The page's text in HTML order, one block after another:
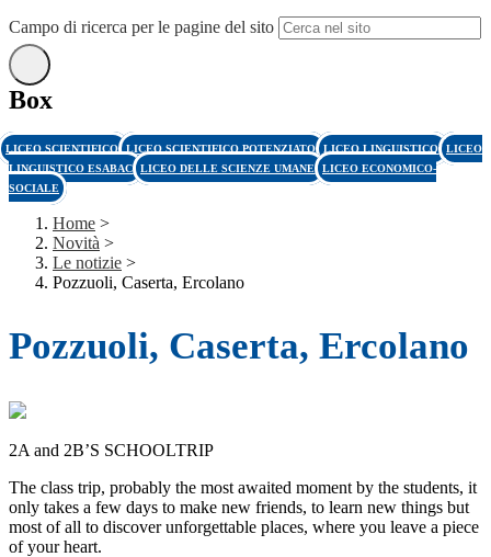
Campo di ricerca per le pagine del sito
Box
LICEO SCIENTIFICO LICEO SCIENTIFICO POTENZIATO LICEO LINGUISTICO LICEO
LINGUISTICO ESABAC LICEO DELLE SCIENZE UMANE LICEO ECONOMICO-
SOCIALE
Home >
Novità >
Le notizie >
Pozzuoli, Caserta, Ercolano
Pozzuoli, Caserta, Ercolano
2A and 2B’S SCHOOLTRIP
The class trip, probably the most awaited moment by the students, it
only takes a few days to make new friends, to learn new things but
most of all to discover unforgettable places, where you leave a piece
of your heart.